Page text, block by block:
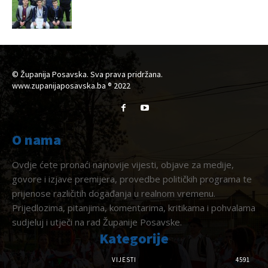
© Županija Posavska. Sva prava pridržana.
www.zupanijaposavska.ba ® 2022
O nama
Ovdje ćete pronaći najnovije vijesti, objave za medije,
govore i izjave premijera, provedbe političkih programa te
prijenose različitih događanja u realnom vremenu.
Prijedlozima, pitanjima, komentarima, kritikama i pohvalama
sudjeluj i utječi na rad Županije Posavske.
Kategorije
VIJESTI 4591